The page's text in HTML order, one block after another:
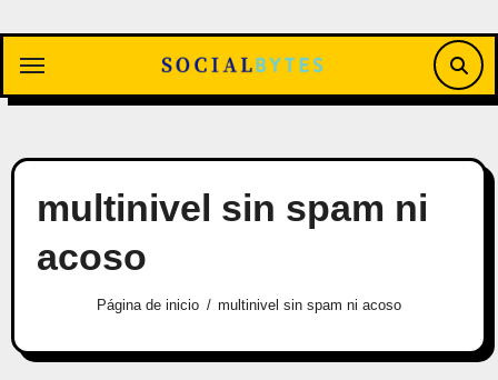
contenido
multinivel sin spam ni
acoso
Página de inicio multinivel sin spam ni acoso